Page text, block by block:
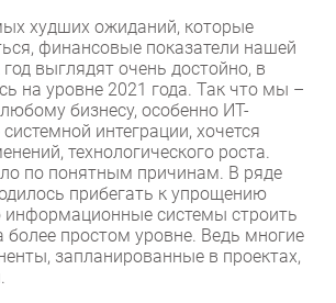
худших ожиданий, которые
финансовые показатели нашей
выглядят очень достойно, в
на уровне 2021 года. Так что мы –
бизнесу, особенно ИТ-
интеграции, хочется
технологического роста.
по понятным причинам. В ряде
прибегать к упрощению
информационные системы строить
более простом уровне. Ведь многие
запланированные в проектах,